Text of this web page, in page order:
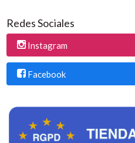
Redes Sociales
Instagram
Facebook